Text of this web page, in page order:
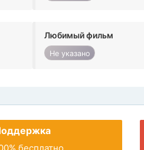
Любимый фильм
Не указано